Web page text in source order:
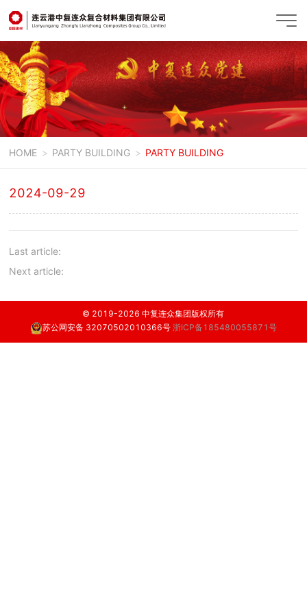
HOME PARTY BUILDING PARTY BUILDING
2024-09-29
Last article:
Next article:
© 2019-2026 中复连众集团版权所有
苏公网安备 32070502010366号 浙ICP备185480055871号